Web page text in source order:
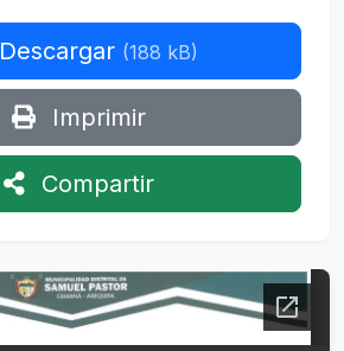
Descargar (188 kB)
Imprimir
Compartir